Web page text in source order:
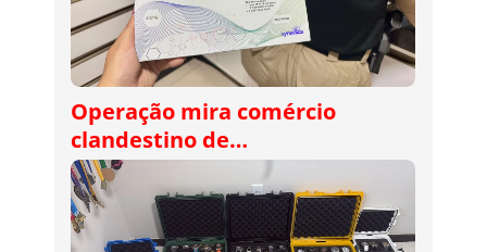
Operação mira comércio
clandestino de…